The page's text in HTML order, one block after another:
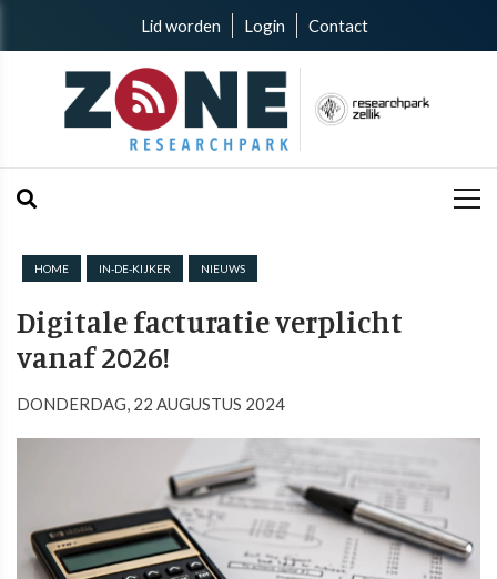
Lid worden Login Contact
HOME IN-DE-KIJKER NIEUWS
Digitale facturatie verplicht
vanaf 2026!
DONDERDAG, 22 AUGUSTUS 2024